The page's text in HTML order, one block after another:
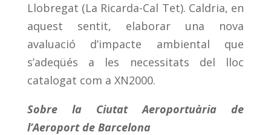
Llobregat (La Ricarda-Cal Tet). Caldria, en
aquest sentit, elaborar una nova
avaluació d’impacte ambiental que
s’adeqüés a les necessitats del lloc
catalogat com a XN2000.
Sobre la Ciutat Aeroportuària de
l’Aeroport de Barcelona